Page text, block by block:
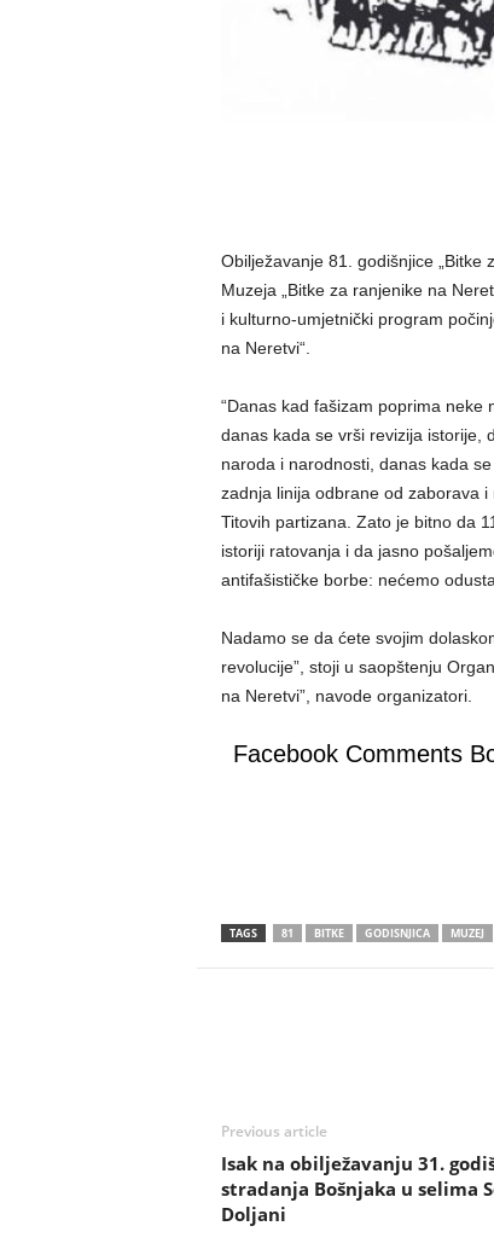
Obilježavanje 81. godišnjice „Bitke
Muzeja „Bitke za ranjenike na
i kulturno-umjetnički program
na Neretvi“.
“Danas kad fašizam poprima neke
danas kada se vrši revizija istorije,
naroda i narodnosti, danas kada
zadnja linija odbrane od zaborava
Titovih partizana. Zato je bitno da
istoriji ratovanja i da jasno
antifašističke borbe: nećemo
Nadamo se da ćete svojim
revolucije”, stoji u saopštenju
na Neretvi”, navode organizatori.
Facebook Comments
TAGS 81 BITKE GODISNJICA MUZEJ
Previous article
Isak na obilježavanju 31.
stradanja Bošnjaka u selima
Doljani